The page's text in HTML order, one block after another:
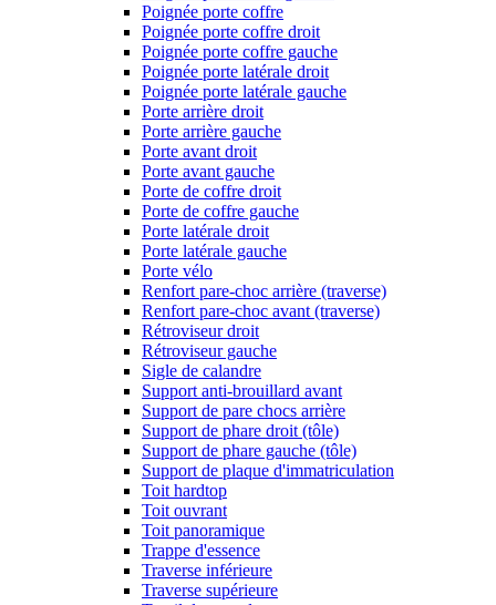
Poignée porte coffre
Poignée porte coffre droit
Poignée porte coffre gauche
Poignée porte latérale droit
Poignée porte latérale gauche
Porte arrière droit
Porte arrière gauche
Porte avant droit
Porte avant gauche
Porte de coffre droit
Porte de coffre gauche
Porte latérale droit
Porte latérale gauche
Porte vélo
Renfort pare-choc arrière (traverse)
Renfort pare-choc avant (traverse)
Rétroviseur droit
Rétroviseur gauche
Sigle de calandre
Support anti-brouillard avant
Support de pare chocs arrière
Support de phare droit (tôle)
Support de phare gauche (tôle)
Support de plaque d'immatriculation
Toit hardtop
Toit ouvrant
Toit panoramique
Trappe d'essence
Traverse inférieure
Traverse supérieure